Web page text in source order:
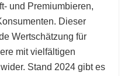
und Premiumbieren,
Dieser
Wertschätzung für
mit vielfältigen
Stand 2024 gibt es